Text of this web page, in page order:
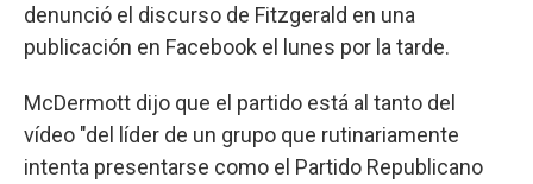
denunció el discurso de Fitzgerald en una
publicación en Facebook el lunes por la tarde.
McDermott dijo que el partido está al tanto del
vídeo "del líder de un grupo que rutinariamente
intenta presentarse como el Partido Republicano